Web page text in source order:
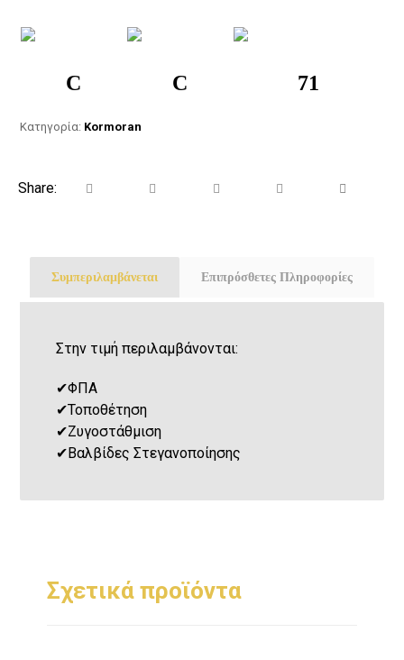
C C 71
Κατηγορία: Kormoran
Συμπεριλαμβάνεται Επιπρόσθετες Πληροφορίες
Στην τιμή περιλαμβάνονται:
✔ΦΠΑ
✔Τοποθέτηση
✔Ζυγοστάθμιση
✔Βαλβίδες Στεγανοποίησης
Σχετικά προϊόντα